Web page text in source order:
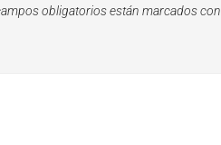
obligatorios están marcados con